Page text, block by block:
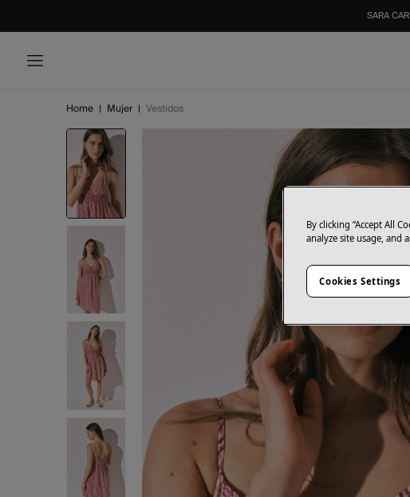
Home | Mujer | Vestidos
By clicking “Accept All
analyze site usage, and
Cookies Settings